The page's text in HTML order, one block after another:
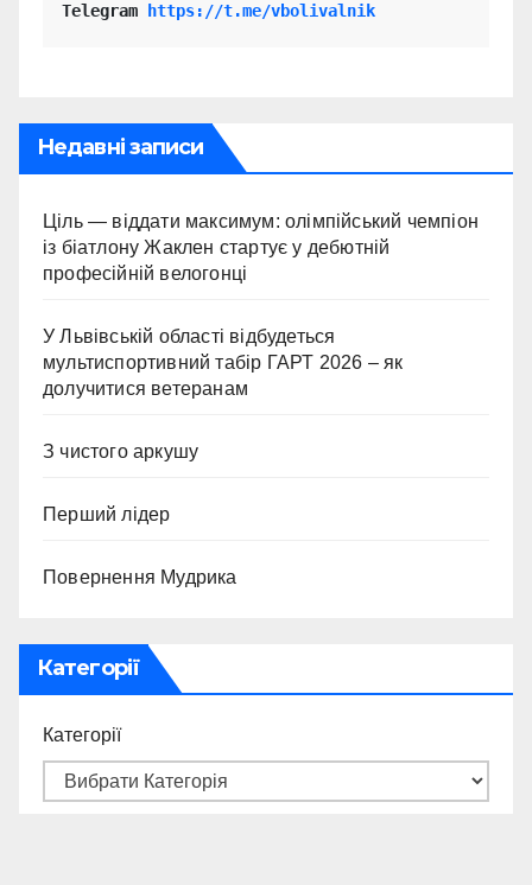
Telegram https://t.me/vbolivalnik
Недавні записи
Ціль — віддати максимум: олімпійський чемпіон
із біатлону Жаклен стартує у дебютній
професійній велогонці
У Львівській області відбудеться
мультиспортивний табір ГАРТ 2026 – як
долучитися ветеранам
З чистого аркушу
Перший лідер
Повернення Мудрика
Категорії
Категорії